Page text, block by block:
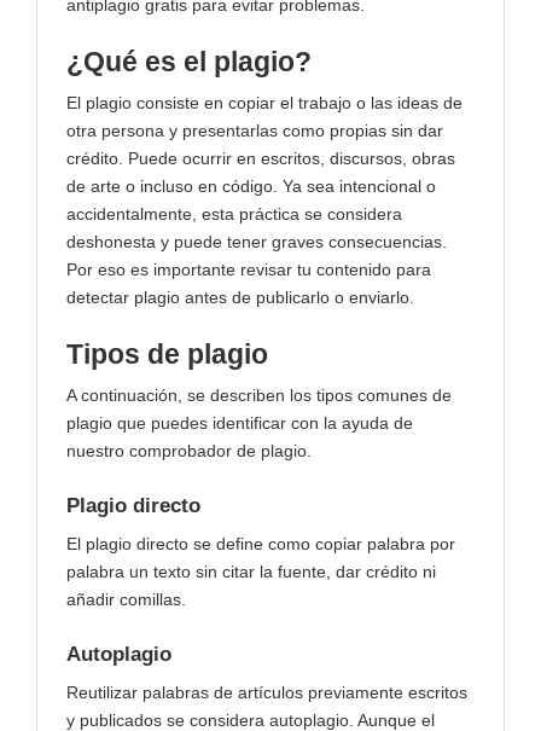
antiplagio gratis para evitar problemas.
¿Qué es el plagio?
El plagio consiste en copiar el trabajo o las ideas de
otra persona y presentarlas como propias sin dar
crédito. Puede ocurrir en escritos, discursos, obras
de arte o incluso en código. Ya sea intencional o
accidentalmente, esta práctica se considera
deshonesta y puede tener graves consecuencias.
Por eso es importante revisar tu contenido para
detectar plagio antes de publicarlo o enviarlo.
Tipos de plagio
A continuación, se describen los tipos comunes de
plagio que puedes identificar con la ayuda de
nuestro comprobador de plagio.
Plagio directo
El plagio directo se define como copiar palabra por
palabra un texto sin citar la fuente, dar crédito ni
añadir comillas.
Autoplagio
Reutilizar palabras de artículos previamente escritos
y publicados se considera autoplagio. Aunque el